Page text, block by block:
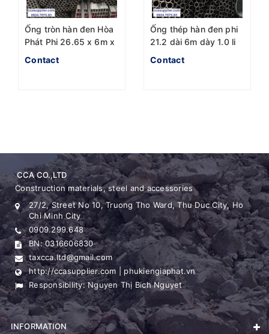
Ống tròn hàn đen Hòa
Phát Phi 26.65 x 6m x
2.0li
Contact
Ống thép hàn đen phi
21.2 dài 6m dày 1.0 li
Contact
CCA CO.,LTD
Construction materials, steel and accessories
27/2, Street No 10, Truong Tho Ward, Thu Duc City, Ho
Chi Minh City
0909.299.648
BN: 0316606830
taxcca.ltd@gmail.com
http://ccasupplier.com | phukiengiaphat.vn
Responsibility: Nguyen Thị Bich Nguyet
INFORMATION